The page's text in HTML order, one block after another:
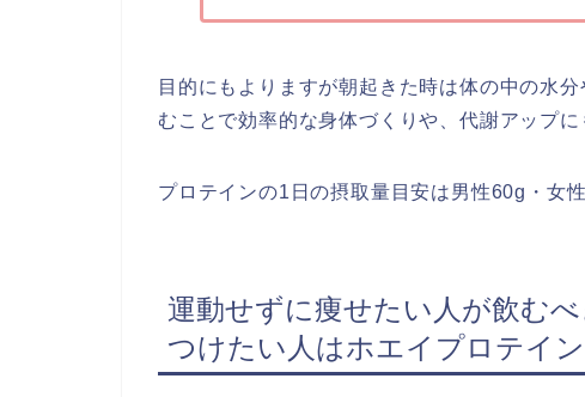
目的にもよりますが朝起きた時は体の中の水
むことで効率的な身体づくりや、代謝アップに
プロテインの1日の摂取量目安は男性60g・女
運動せずに痩せたい人が飲む
つけたい人はホエイプロテイ